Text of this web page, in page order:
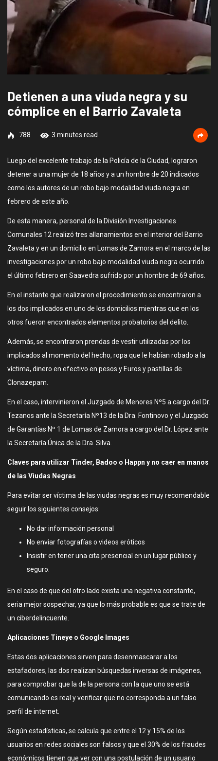
Detienen a una viuda negra y su
cómplice en el Barrio Zavaleta
788 3 minutes read
Luego del excelente trabajo de la Policía de la Ciudad, lograron
detener a una mujer de 18 años y a un hombre de 20 indicados
como los autores de un robo bajo modalidad viuda negra en
febrero de este año.
De esta manera, personal de la División Investigaciones
Comunales 12 realizó tres allanamientos en el interior del Barrio
Zavaleta y en un domicilio en Lomas de Zamora en el marco de las
investigaciones por un robo bajo modalidad viuda negra ocurrido
el último febrero en Saavedra sufrido por un hombre de 69 años.
En el instante que realizaron el procedimiento se encontraron a
los dos implicados en uno de los domicilios mientras que en los
otros fueron encontrados elementos probatorios del delito.
Además, se encontraron prendas de vestir utilizadas por los
implicados al momento del hecho, ropa que le habían robado a la
víctima, dinero en efectivo en pesos y Euros y pastillas de
Clonazepam.
En el caso, intervinieron el Juzgado de Menores Nº5 a cargo del Dr.
Tezanos ante la Secretaría Nº13 de la Dra. Fontinovo y el Juzgado
de Garantías Nº 1 de Lomas de Zamora a cargo del Dr. López ante
la Secretaría Única de la Dra. Silva.
Claves para utilizar Tinder, Badoo o Happn y no caer en manos
de las Viudas Negras
Para evitar ser víctima de las viudas negras es muy recomendable
seguir los siguientes consejos:
No dar información personal
No enviar fotografías o videos eróticos
Insistir en tener una cita presencial en un lugar público y
seguro.
En el caso de que del otro lado exista una negativa constante,
seria mejor sospechar, ya que lo más probable es que se trate de
un ciberdelincuente.
Aplicaciones Tineye o Google Images
Estas dos aplicaciones sirven para desenmascarar a los
estafadores, las dos realizan búsquedas inversas de imágenes,
para comprobar que la de la persona con la que uno se está
comunicando es real y verificar que no corresponda a un falso
perfil de internet.
Según estadísticas, se calcula que entre el 12 y 15% de los
usuarios en redes sociales son falsos y que el 30% de los fraudes
económicos tienen que ver con una postulación de un usuario